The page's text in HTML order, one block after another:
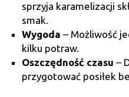
sprzyja karamelizacji
smak.
Wygoda – Możliwość
kilku potraw.
Oszczędność czasu –
przygotować posiłek